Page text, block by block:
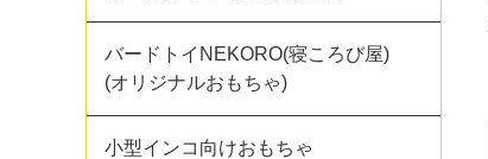
バードトイNEKORO(寝ころび屋)
(オリジナルおもちゃ)
小型インコ向けおもちゃ